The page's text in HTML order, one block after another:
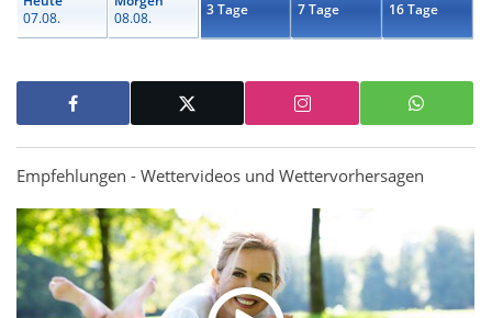
07.08.
08.08.
3 Tage 7 Tage 16 Tage
Empfehlungen - Wettervideos und Wettervorhersagen